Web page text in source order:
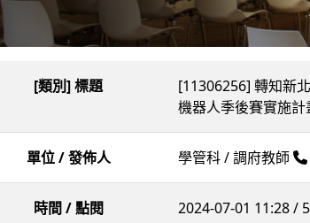
[類別] 標題
[11306256] 轉知新
機器人季後賽實施
單位 / 發佈人 學管科 / 調府教師
時間 / 點閱 2024-07-01 11:28 /